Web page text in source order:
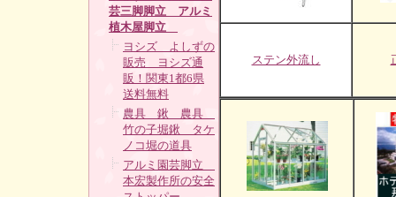
芸三脚脚立 アルミ
植木屋脚立
ヨシズ よしずの
販売 ヨシズ通
販！関東1都6県
送料無料
農具 鍬 農具
竹の子堀鍬 タケ
ノコ堀の道具
アルミ園芸脚立
本宏製作所の安全
ステン外流し